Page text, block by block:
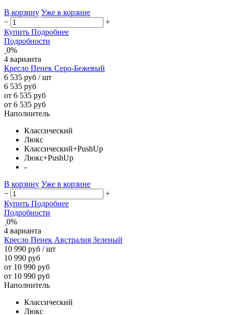
В корзину Уже в корзине
−
+
Купить Подробнее
Подробности
0%
4 варианта
Кресло Пенек Серо-Бежевый
6 535 руб / шт
6 535 руб
от 6 535 руб
от 6 535 руб
Наполнитель
Классический
Люкс
Классический+PushUp
Люкс+PushUp
-
В корзину Уже в корзине
−
+
Купить Подробнее
Подробности
0%
4 варианта
Кресло Пенек Австралия Зеленый
10 990 руб / шт
10 990 руб
от 10 990 руб
от 10 990 руб
Наполнитель
Классический
Люкс